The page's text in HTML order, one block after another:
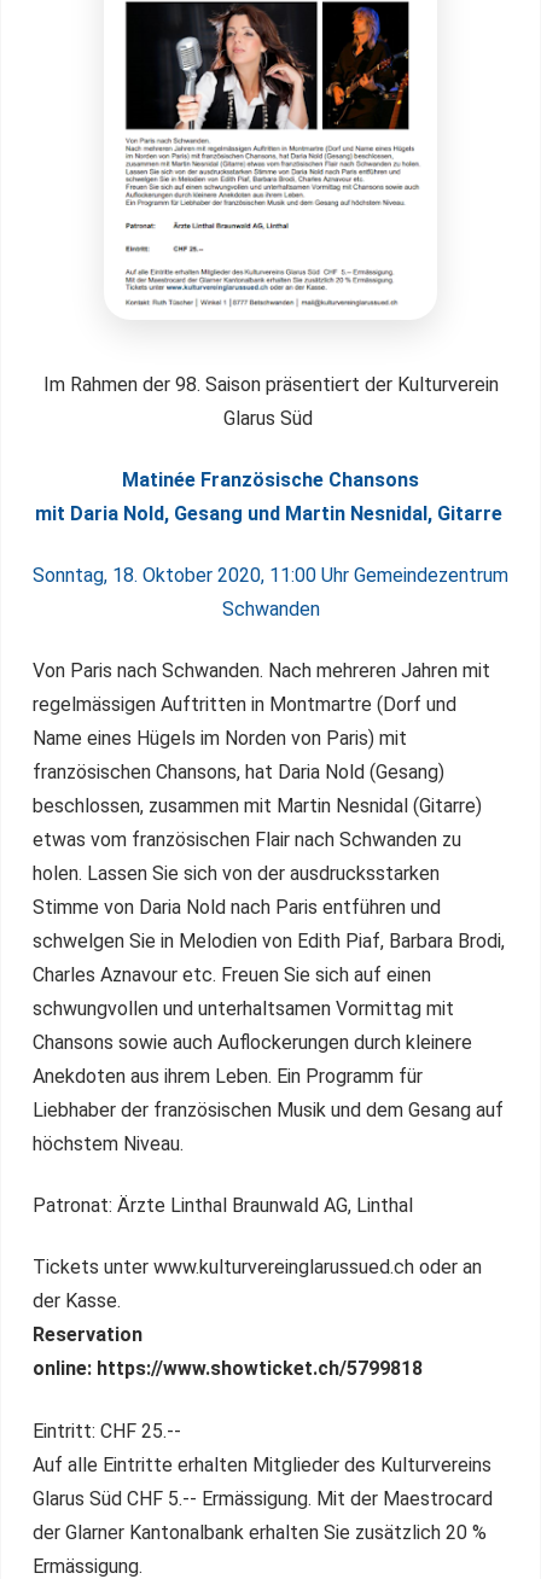
Im Rahmen der 98. Saison präsentiert der Kulturverein
Glarus Süd
Matinée Französische Chansons
mit Daria Nold, Gesang und Martin Nesnidal, Gitarre
Sonntag, 18. Oktober 2020, 11:00 Uhr Gemeindezentrum
Schwanden
Von Paris nach Schwanden. Nach mehreren Jahren mit
regelmässigen Auftritten in Montmartre (Dorf und
Name eines Hügels im Norden von Paris) mit
französischen Chansons, hat Daria Nold (Gesang)
beschlossen, zusammen mit Martin Nesnidal (Gitarre)
etwas vom französischen Flair nach Schwanden zu
holen. Lassen Sie sich von der ausdrucksstarken
Stimme von Daria Nold nach Paris entführen und
schwelgen Sie in Melodien von Edith Piaf, Barbara Brodi,
Charles Aznavour etc. Freuen Sie sich auf einen
schwungvollen und unterhaltsamen Vormittag mit
Chansons sowie auch Auflockerungen durch kleinere
Anekdoten aus ihrem Leben. Ein Programm für
Liebhaber der französischen Musik und dem Gesang auf
höchstem Niveau.
Patronat: Ärzte Linthal Braunwald AG, Linthal
Tickets unter www.kulturvereinglarussued.ch oder an
der Kasse.
Reservation
online: https://www.showticket.ch/5799818
Eintritt: CHF 25.--
Auf alle Eintritte erhalten Mitglieder des Kulturvereins
Glarus Süd CHF 5.-- Ermässigung. Mit der Maestrocard
der Glarner Kantonalbank erhalten Sie zusätzlich 20 %
Ermässigung.